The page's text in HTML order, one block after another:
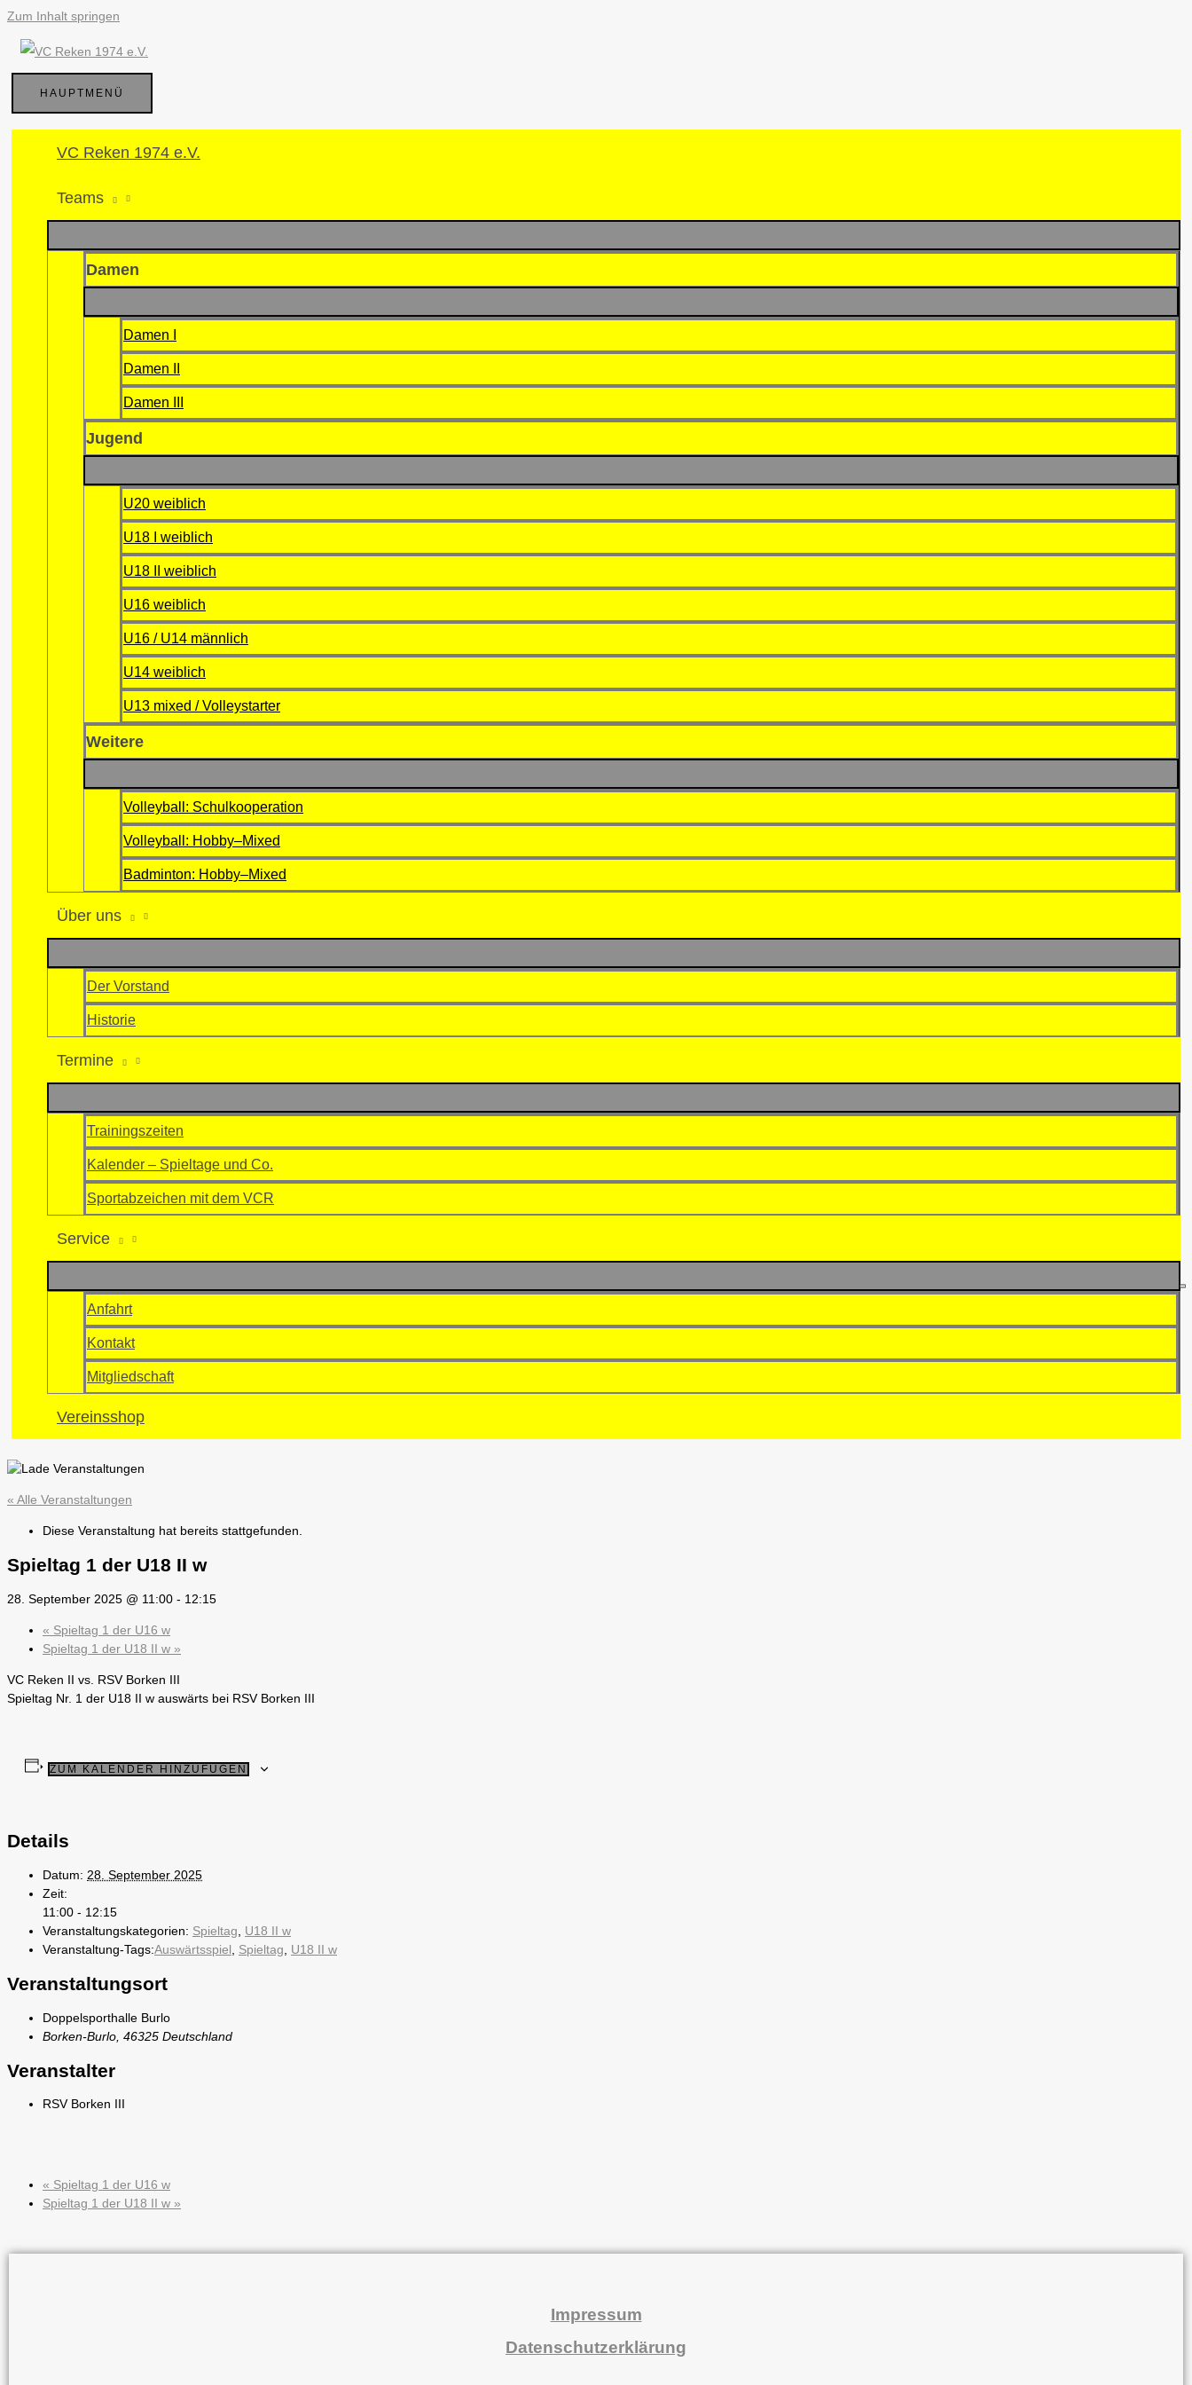
Zum Inhalt springen
HAUPTMENÜ
VC Reken 1974 e.V.
Teams
Damen
Damen I
Damen II
Damen III
Jugend
U20 weiblich
U18 I weiblich
U18 II weiblich
U16 weiblich
U16 / U14 männlich
U14 weiblich
U13 mixed / Volleystarter
Weitere
Volleyball: Schulkooperation
Volleyball: Hobby–Mixed
Badminton: Hobby–Mixed
Über uns
Der Vorstand
Historie
Termine
Trainingszeiten
Kalender – Spieltage und Co.
Sportabzeichen mit dem VCR
Service
Anfahrt
Kontakt
Mitgliedschaft
Vereinsshop
« Alle Veranstaltungen
Diese Veranstaltung hat bereits stattgefunden.
Spieltag 1 der U18 II w
28. September 2025 @ 11:00 - 12:15
« Spieltag 1 der U16 w
Spieltag 1 der U18 II w »
VC Reken II vs. RSV Borken III
Spieltag Nr. 1 der U18 II w auswärts bei RSV Borken III
ZUM KALENDER HINZUFÜGEN
Details
Datum: 28. September 2025
Zeit:
11:00 - 12:15
Veranstaltungskategorien: Spieltag
U18 II w
Veranstaltung-Tags:Auswärtsspiel Spieltag U18 II w
Veranstaltungsort
Doppelsporthalle Burlo
Borken-Burlo 46325 Deutschland
Veranstalter
RSV Borken III
« Spieltag 1 der U16 w
Spieltag 1 der U18 II w »
Impressum
Datenschutzerklärung